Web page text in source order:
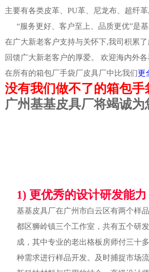
主要有各类皮革、PU革、尼龙布、超纤
“服务更好、客户至上、品质更优”是
在广大新老客户支持与关怀下,我司积累
回馈广大新老客户的厚爱。 欢迎海内外
在所有的箱包厂手袋厂皮具厂中比我们更
没有我们做不了的箱包
广州基基皮具厂将竭诚
1) 更优秀的设计研发能力
基基皮具厂在广州市白云区有两个样
都区狮岭镇三个工作室，共有五个研
成，其中专业的老出格板房师付三十
种需求进行样品开发。及时捕捉市场